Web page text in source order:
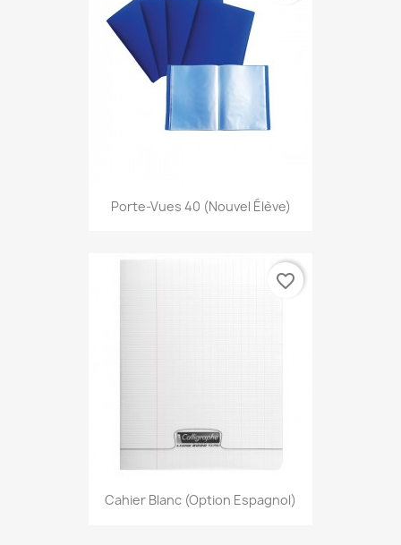
Porte-Vues 40 (nouvel Élève)
Cahier Blanc (option Espagnol)
favorite_border